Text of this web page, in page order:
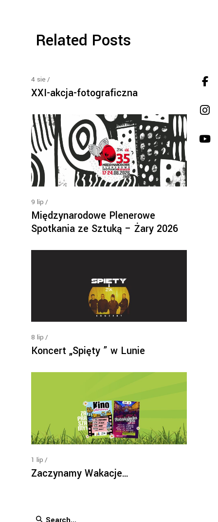
Related Posts
4 sie
XXI-akcja-fotograficzna
9 lip
Międzynarodowe Plenerowe
Spotkania ze Sztuką – Żary 2026
8 lip
Koncert „Spięty ” w Lunie
1 lip
Zaczynamy Wakacje…
Search